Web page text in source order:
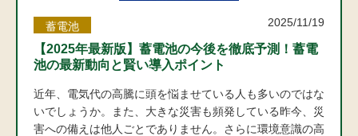
蓄電池 2025/11/19
【2025年最新版】蓄電池の今後を徹底予測！蓄電
池の最新動向と賢い導入ポイント
近年、電気代の高騰に頭を悩ませている人も多いのではな
いでしょうか。また、大きな災害も頻発している昨今、災
害への備えは他人ごとでありません。さらに環境意識の高